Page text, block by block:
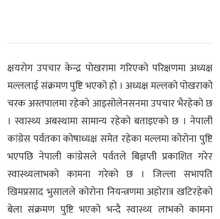
क्षयरोग उपचार केन्द्र पोखरामा गरिएको परिक्षणमा अध्यक्ष
मल्ललाई संक्रमण पुष्टि भएको हो । अध्यक्ष मल्लको पोखराको
चरक अस्तपालमा रहेको आइसोलेनसनमा उपचार भैरहेको छ
। स्वास्थ्य अबस्थामा सामान्य रहेको बताइएको छ । नेपाली
कांग्रेस पर्वतका कोषाध्यक्ष समेत रहेका मल्लमा कोरोना पुष्टि
भएपछि नेपाली कांग्रेसले पर्वतले बिज्ञप्ती प्रकाशित गरेर
स्वास्थ्यलाभको कामना गरेको छ । जिल्ला सभापति
खिमप्रसाद भुसालले कोरोना नियन्त्रणमा अहोरात्र खटिरहेको
बेला संक्रमण पुष्टि भएको भन्दै स्वास्थ्य लाभको कामना